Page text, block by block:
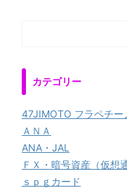
カテゴリー
47JIMOTO フラペチー
ＡＮＡ
ANA・JAL
ＦＸ・暗号資産（仮想
ｓｐｇカード